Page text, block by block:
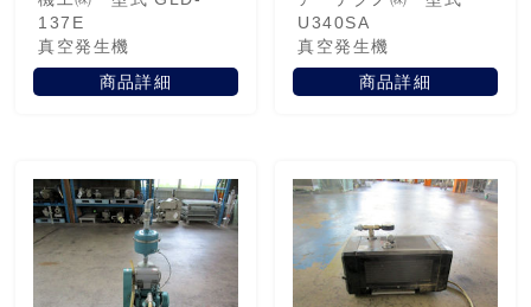
137E
真空発生機
商品詳細
U340SA
真空発生機
商品詳細